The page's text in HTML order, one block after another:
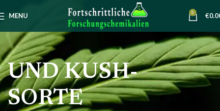
MENU 0 €
UND KUSH-
SORTE